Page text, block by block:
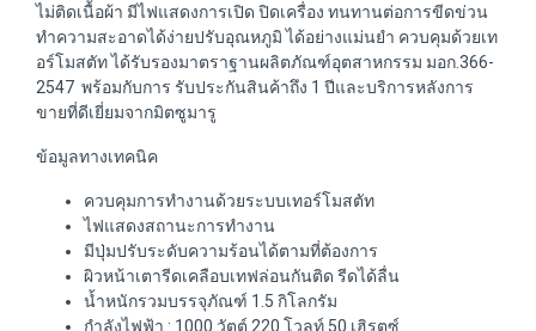
ไม่ติดเนื้อผ้า มีไฟแสดงการเปิด ปิดเครื่อง ทนทานต่อการขีดข่วน
ทำความสะอาดได้ง่ายปรับอุณหภูมิ ได้อย่างแม่นยำ ควบคุมด้วยเท
อร์โมสตัท ได้รับรองมาตราฐานผลิตภัณฑ์อุตสาหกรรม มอก.366-
2547 พร้อมกับการ รับประกันสินค้าถึง 1 ปีและบริการหลังการ
ขายที่ดีเยี่ยมจากมิตซูมารู
ข้อมูลทางเทคนิค
ควบคุมการทำงานด้วยระบบเทอร์โมสตัท
ไฟแสดงสถานะการทำงาน
มีปุ่มปรับระดับความร้อนได้ตามที่ต้องการ
ผิวหน้าเตารีดเคลือบเทฟล่อนกันติด รีดได้ลื่น
น้ำหนักรวมบรรจุภัณฑ์ 1.5 กิโลกรัม
กำลังไฟฟ้า : 1000 วัตต์ 220 โวลท์ 50 เฮิรตซ์